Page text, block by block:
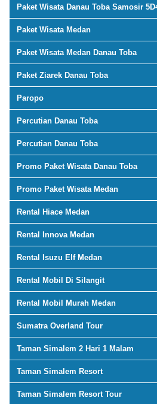
Paket Wisata Danau Toba Samosir
Paket Wisata Medan
Paket Wisata Medan Danau Toba
Paket Ziarek Danau Toba
Paropo
Percutian Danau Toba
Percutian Danau Toba
Promo Paket Wisata Danau Toba
Promo Paket Wisata Medan
Rental Hiace Medan
Rental Innova Medan
Rental Isuzu Elf Medan
Rental Mobil Di Silangit
Rental Mobil Murah Medan
Sumatra Overland Tour
Taman Simalem 2 Hari 1 Malam
Taman Simalem Resort
Taman Simalem Resort Tour